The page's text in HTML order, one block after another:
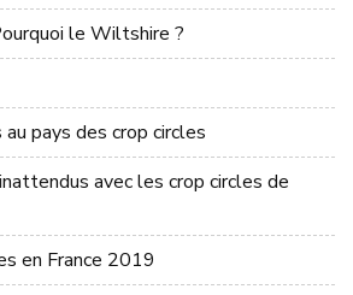
le Wiltshire ?
pays des crop circles
avec les crop circles de
en France 2019